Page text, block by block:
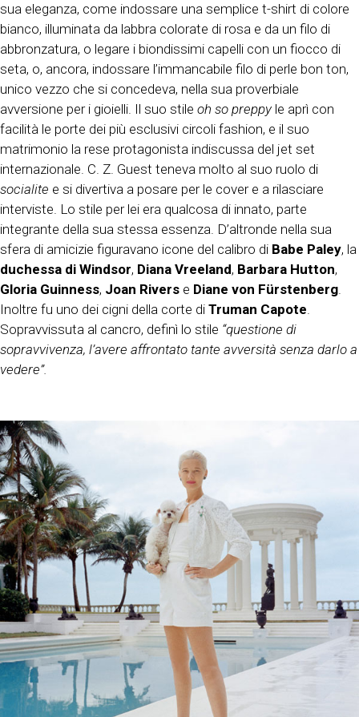
sua eleganza, come indossare una semplice t-shirt di colore
bianco, illuminata da labbra colorate di rosa e da un filo di
abbronzatura, o legare i biondissimi capelli con un fiocco di
seta, o, ancora, indossare l’immancabile filo di perle bon ton,
unico vezzo che si concedeva, nella sua proverbiale
avversione per i gioielli. Il suo stile oh so preppy le aprì con
facilità le porte dei più esclusivi circoli fashion, e il suo
matrimonio la rese protagonista indiscussa del jet set
internazionale. C. Z. Guest teneva molto al suo ruolo di
socialite e si divertiva a posare per le cover e a rilasciare
interviste. Lo stile per lei era qualcosa di innato, parte
integrante della sua stessa essenza. D’altronde nella sua
sfera di amicizie figuravano icone del calibro di Babe Paley, la
duchessa di Windsor, Diana Vreeland, Barbara Hutton,
Gloria Guinness, Joan Rivers e Diane von Fürstenberg.
Inoltre fu uno dei cigni della corte di Truman Capote.
Sopravvissuta al cancro, definì lo stile “questione di
sopravvivenza, l’avere affrontato tante avversità senza darlo a
vedere”.